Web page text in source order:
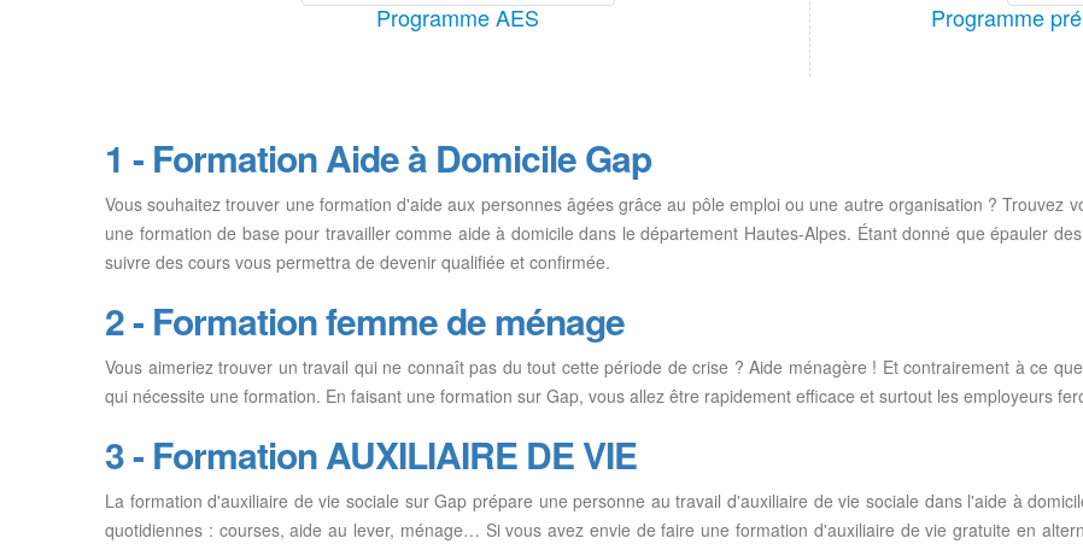
Programme AES Programme
1 - Formation Aide à Domicile Gap
Vous souhaitez trouver une formation d'aide aux personnes âgées grâce au pôle emploi ou une autre organisation ? Trouvez
une formation de base pour travailler comme aide à domicile dans le département Hautes-Alpes. Étant donné que épauler
suivre des cours vous permettra de devenir qualifiée et confirmée.
2 - Formation femme de ménage
Vous aimeriez trouver un travail qui ne connaît pas du tout cette période de crise ? Aide ménagère ! Et contrairement à ce
qui nécessite une formation. En faisant une formation sur Gap, vous allez être rapidement efficace et surtout les employeurs
3 - Formation AUXILIAIRE DE VIE
La formation d'auxiliaire de vie sociale sur Gap prépare une personne au travail d'auxiliaire de vie sociale dans l'aide à
quotidiennes : courses, aide au lever, ménage… Si vous avez envie de faire une formation d'auxiliaire de vie gratuite en